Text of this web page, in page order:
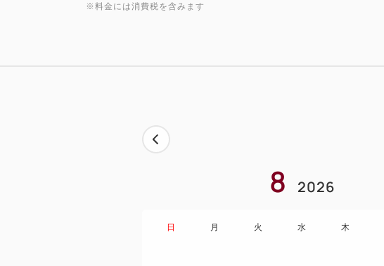
※料金には消費税を含みます
8 2026
日 月 火 水 木